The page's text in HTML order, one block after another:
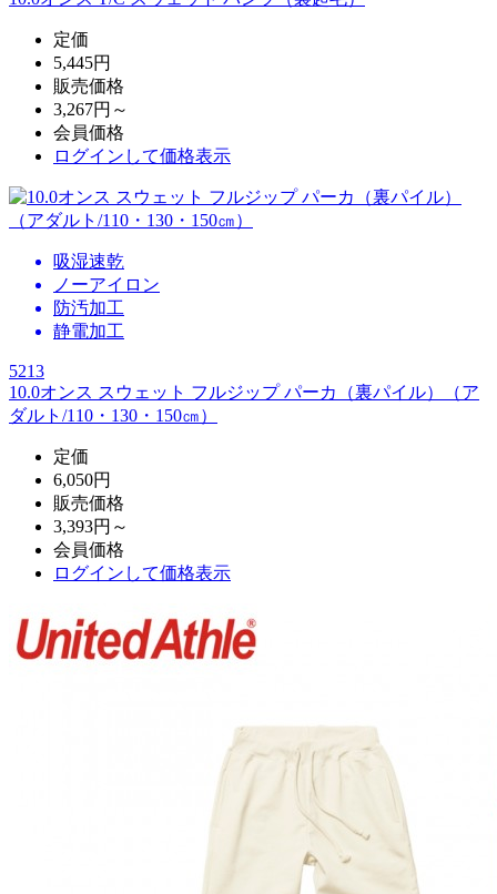
定価
5,445円
販売価格
3,267円～
会員価格
ログイン して価格表示
吸湿速乾
ノーアイロン
防汚加工
静電加工
5213
10.0オンス スウェット フルジップ パーカ（裏パイル）（ア
ダルト/110・130・150㎝）
定価
6,050円
販売価格
3,393円～
会員価格
ログイン して価格表示